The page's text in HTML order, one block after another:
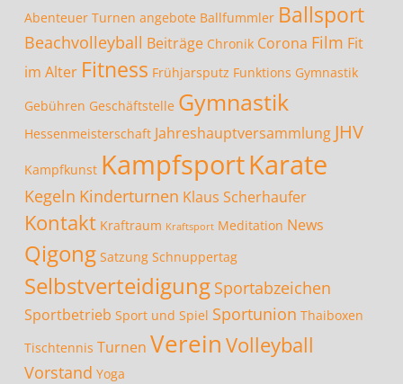
Abenteuer Turnen angebote Ballfummler Ballsport
Beachvolleyball Beiträge Chronik Corona Film Fit
im Alter Fitness Frühjarsputz Funktions Gymnastik
Gebühren Geschäftstelle Gymnastik
Hessenmeisterschaft Jahreshauptversammlung JHV
Kampfkunst KampfsportKarate
Kegeln Kinderturnen Klaus Scherhaufer
Kontakt Kraftraum Kraftsport Meditation News
Qigong Satzung Schnuppertag
Selbstverteidigung Sportabzeichen
Sportbetrieb Sport und Spiel Sportunion Thaiboxen
Tischtennis Turnen Verein Volleyball
Vorstand Yoga